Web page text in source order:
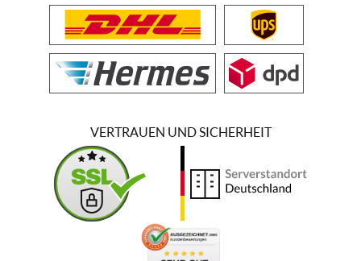
VERTRAUEN UND SICHERHEIT